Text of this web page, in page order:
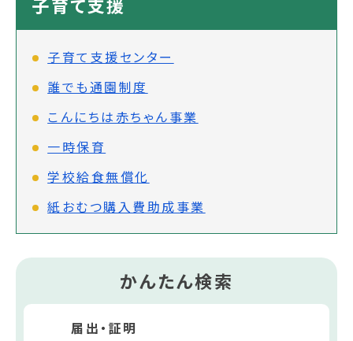
子育て支援センター
誰でも通園制度
こんにちは赤ちゃん事業
一時保育
学校給食無償化
紙おむつ購入費助成事業
かんたん検索
届出・証明